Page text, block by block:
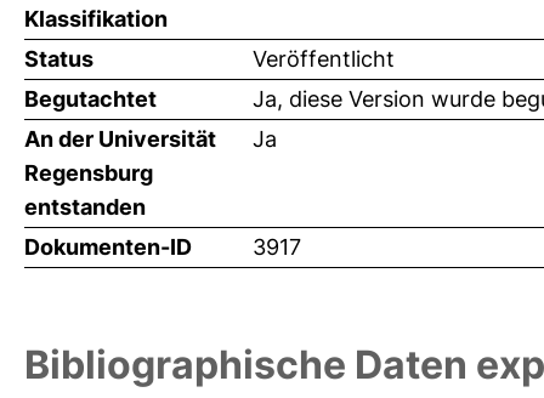
Klassifikation
Status
Veröffentlicht
Begutachtet
Ja, diese Version wurde
An der Universität
Regensburg
entstanden
Ja
Dokumenten-ID 3917
Bibliographische Daten